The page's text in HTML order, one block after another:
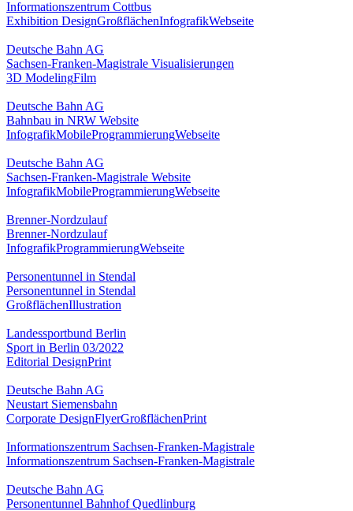
Informationszentrum Cottbus
Exhibition DesignGroßflächenInfografikWebseite
Deutsche Bahn AG
Sachsen-Franken-Magistrale Visualisierungen
3D ModelingFilm
Deutsche Bahn AG
Bahnbau in NRW Website
InfografikMobileProgrammierungWebseite
Deutsche Bahn AG
Sachsen-Franken-Magistrale Website
InfografikMobileProgrammierungWebseite
Brenner-Nordzulauf
Brenner-Nordzulauf
InfografikProgrammierungWebseite
Personentunnel in Stendal
Personentunnel in Stendal
GroßflächenIllustration
Landessportbund Berlin
Sport in Berlin 03/2022
Editorial DesignPrint
Deutsche Bahn AG
Neustart Siemensbahn
Corporate DesignFlyerGroßflächenPrint
Informationszentrum Sachsen-Franken-Magistrale
Informationszentrum Sachsen-Franken-Magistrale
Deutsche Bahn AG
Personentunnel Bahnhof Quedlinburg